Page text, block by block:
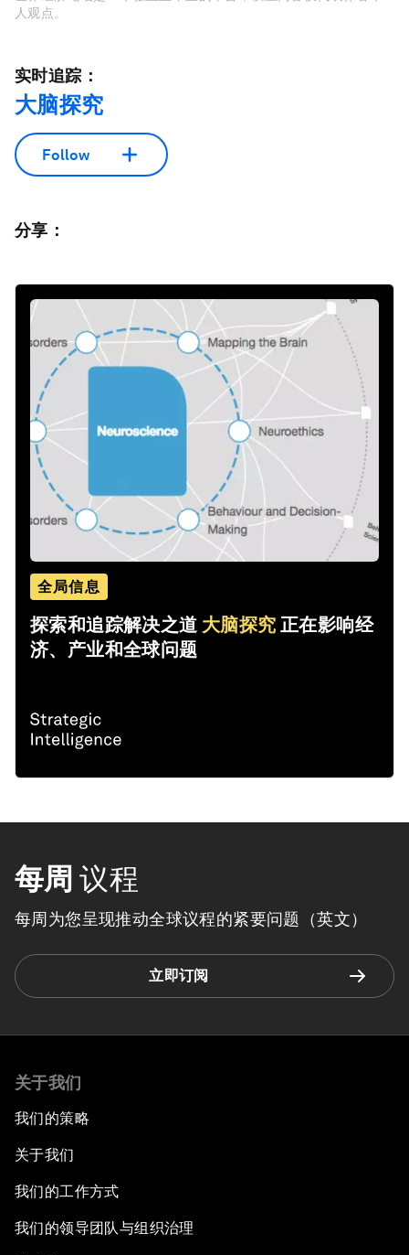
人观点。
实时追踪：
大脑探究
Follow
分享：
全局信息
探索和追踪解决之道 大脑探究 正在影响经
济、产业和全球问题
每周 议程
每周为您呈现推动全球议程的紧要问题（英文）
立即订阅
关于我们
我们的策略
关于我们
我们的工作方式
我们的领导团队与组织治理